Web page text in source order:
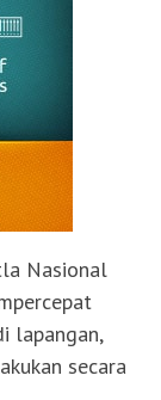
Nasional
lapangan,
secara